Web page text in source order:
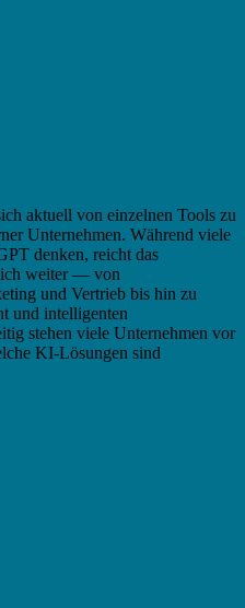
aktuell von einzelnen Tools zu
Unternehmen. Während viele
denken, reicht das
weiter — von
und Vertrieb bis hin zu
und intelligenten
stehen viele Unternehmen vor
KI-Lösungen sind